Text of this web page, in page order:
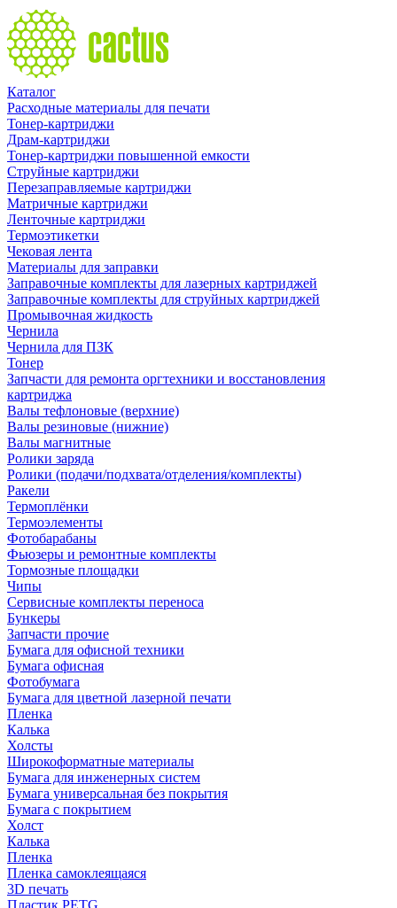
Каталог
Расходные материалы для печати
Тонер-картриджи
Драм-картриджи
Тонер-картриджи повышенной емкости
Струйные картриджи
Перезаправляемые картриджи
Матричные картриджи
Ленточные картриджи
Термоэтикетки
Чековая лента
Материалы для заправки
Заправочные комплекты для лазерных картриджей
Заправочные комплекты для струйных картриджей
Промывочная жидкость
Чернила
Чернила для ПЗК
Тонер
Запчасти для ремонта оргтехники и восстановления
картриджа
Валы тефлоновые (верхние)
Валы резиновые (нижние)
Валы магнитные
Ролики заряда
Ролики (подачи/подхвата/отделения/комплекты)
Ракели
Термоплёнки
Термоэлементы
Фотобарабаны
Фьюзеры и ремонтные комплекты
Тормозные площадки
Чипы
Сервисные комплекты переноса
Бункеры
Запчасти прочие
Бумага для офисной техники
Бумага офисная
Фотобумага
Бумага для цветной лазерной печати
Пленка
Калька
Холсты
Широкоформатные материалы
Бумага для инженерных систем
Бумага универсальная без покрытия
Бумага с покрытием
Холст
Калька
Пленка
Пленка самоклеящаяся
3D печать
Пластик PETG